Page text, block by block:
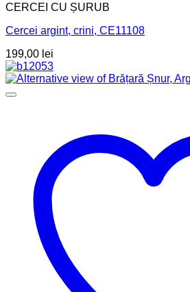
CERCEI CU ȘURUB
Cercei argint, crini, CE11108
199,00 lei